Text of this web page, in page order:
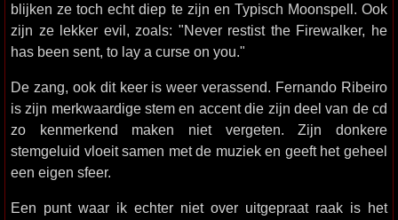
blijken ze toch echt diep te zijn en Typisch Moonspell. Ook
zijn ze lekker evil, zoals: "Never restist the Firewalker, he
has been sent, to lay a curse on you."
De zang, ook dit keer is weer verassend. Fernando Ribeiro
is zijn merkwaardige stem en accent die zijn deel van de cd
zo kenmerkend maken niet vergeten. Zijn donkere
stemgeluid vloeit samen met de muziek en geeft het geheel
een eigen sfeer.
Een punt waar ik echter niet over uitgepraat raak is het